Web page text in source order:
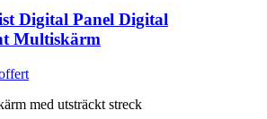
Digital Panel Digital
Multiskärm